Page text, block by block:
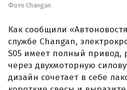
Фото Changan
Как сообщили
службе Changan,
S05 имеет полный привод,
через двухмоторную
дизайн сочетает в себе